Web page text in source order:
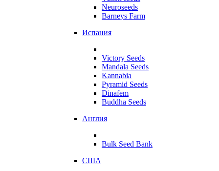
Neuroseeds
Barneys Farm
Испания
Victory Seeds
Mandala Seeds
Kannabia
Pyramid Seeds
Dinafem
Buddha Seeds
Англия
Bulk Seed Bank
США